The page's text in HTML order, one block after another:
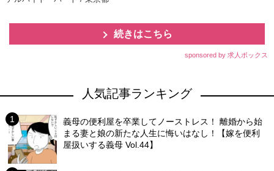
続きはこちら
sponsored by 求人ボックス
人気記事ランキング
義母の便利屋を卒業してノーストレス！ 離婚から始
まる妻と娘の新たな人生に悔いはなし！【嫁を便利
屋扱いする義母 Vol.44】